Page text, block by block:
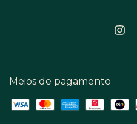
Meios de pagamento